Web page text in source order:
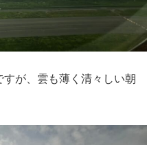
が、雲も薄く清々しい朝